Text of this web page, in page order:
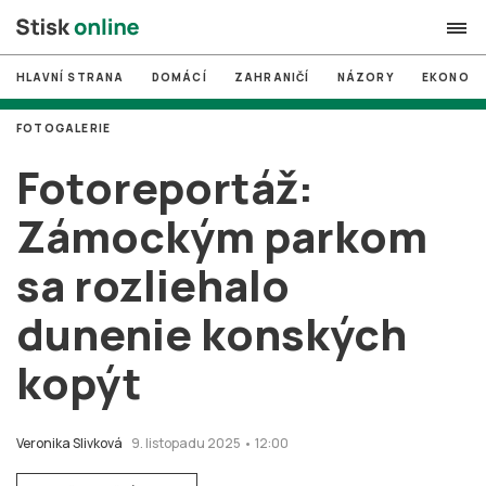
search
# MUNI
# Brno
# volby
login PŘIHLÁSIT SE
Zapomněli jste heslo?
HLAVNÍ STRANA DOMÁCÍ ZAHRANIČÍ NÁZORY
Fotoreportáž:
Zámockým parkom
sa rozliehalo
dunenie konských
kopýt
Veronika Slivková 9. listopadu 2025 • 12:00
FOTOGALERIE